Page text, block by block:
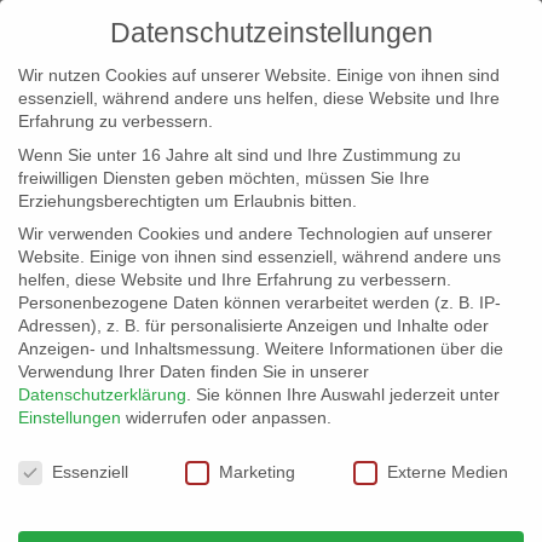
info@erfolgreich-events.de
+4940 46 777 230
Datenschutzeinstellungen
Wir nutzen Cookies auf unserer Website. Einige von ihnen sind
essenziell, während andere uns helfen, diese Website und Ihre
Erfahrung zu verbessern.
Wenn Sie unter 16 Jahre alt sind und Ihre Zustimmung zu
freiwilligen Diensten geben möchten, müssen Sie Ihre
Erziehungsberechtigten um Erlaubnis bitten.
Wir verwenden Cookies und andere Technologien auf unserer
Website. Einige von ihnen sind essenziell, während andere uns
helfen, diese Website und Ihre Erfahrung zu verbessern.
Personenbezogene Daten können verarbeitet werden (z. B. IP-
Adressen), z. B. für personalisierte Anzeigen und Inhalte oder
Anzeigen- und Inhaltsmessung. Weitere Informationen über die
Verwendung Ihrer Daten finden Sie in unserer
Datenschutzerklärung
Sie können Ihre Auswahl jederzeit unter
Einstellungen widerrufen oder anpassen.
Datenschutzeinstellungen
Essenziell Marketing Externe Medien